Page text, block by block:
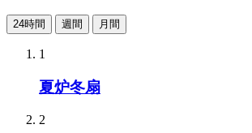
24時間 週間 月間
1
夏炉冬扇
2